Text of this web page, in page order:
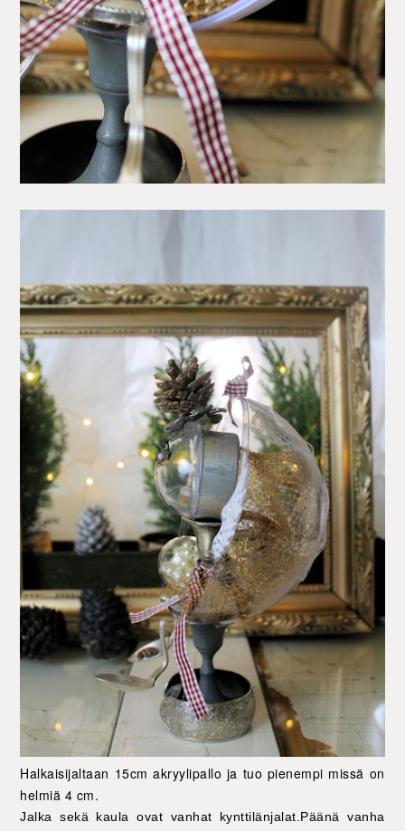
Halkaisijaltaan 15cm akryylipallo ja tuo pienempi missä on
helmiä 4 cm.
Jalka sekä kaula ovat vanhat kynttilänjalat.Päänä vanha